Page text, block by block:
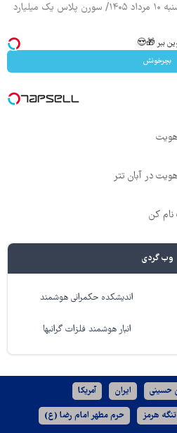
قیمت محصولات ایران خودرو شنبه ۱۰ مرداد ۱۴۰۵/ سورن پلاس یک میلیارد
ببر 🎁😍
بچرخونش
وب گردی
اندیشکده حکمرانی هوشمند
انبار هوشمند فلزات گرانبها
حسینی ایران آمریکا
تنگه هرمز حرم مطهر امام رضا (ع)